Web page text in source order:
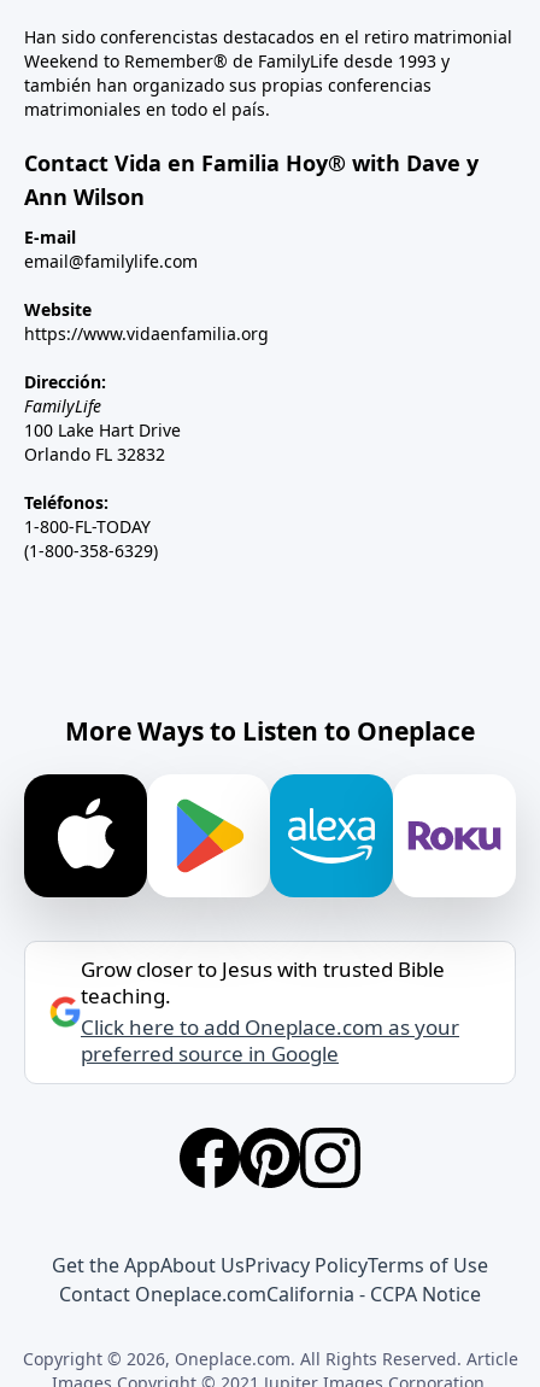
Han sido conferencistas destacados en el retiro matrimonial
Weekend to Remember® de FamilyLife desde 1993 y
también han organizado sus propias conferencias
matrimoniales en todo el país.
Contact Vida en Familia Hoy® with Dave y
Ann Wilson
E-mail
email@familylife.com
Website
https://www.vidaenfamilia.org
Dirección:
FamilyLife
100 Lake Hart Drive
Orlando FL 32832
Teléfonos:
1-800-FL-TODAY
(1-800-358-6329)
More Ways to Listen to Oneplace
Grow closer to Jesus with trusted Bible
teaching.
Click here to add Oneplace.com as your
preferred source in Google
Get the AppAbout UsPrivacy PolicyTerms of Use
Contact Oneplace.comCalifornia - CCPA Notice
Copyright © 2026, Oneplace.com. All Rights Reserved. Article